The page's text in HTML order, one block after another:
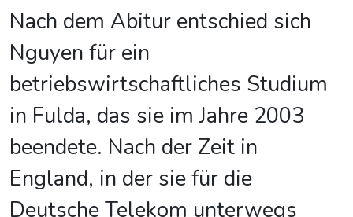
Nach dem Abitur entschied sich
Nguyen für ein
betriebswirtschaftliches Studium
in Fulda, das sie im Jahre 2003
beendete. Nach der Zeit in
England, in der sie für die
Deutsche Telekom unterwegs